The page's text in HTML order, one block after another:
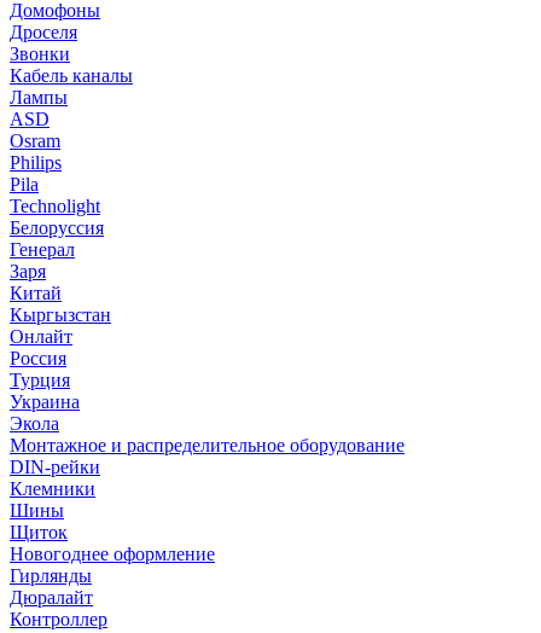
Домофоны
Дроселя
Звонки
Кабель каналы
Лампы
ASD
Osram
Philips
Pila
Technolight
Белоруссия
Генерал
Заря
Китай
Кыргызстан
Онлайт
Россия
Турция
Украина
Экола
Монтажное и распределительное оборудование
DIN-рейки
Клемники
Шины
Щиток
Новогоднее оформление
Гирлянды
Дюралайт
Контроллер